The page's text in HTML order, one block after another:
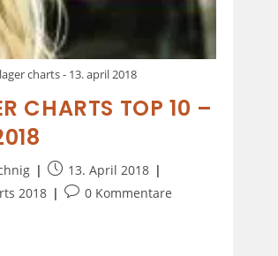
charts - 13. april 2018
CHARTS TOP 10 –
13. April 2018
2018
0 Kommentare